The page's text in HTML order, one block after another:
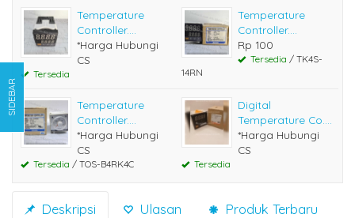
Temperature
Controller....
*Harga Hubungi
CS
Tersedia
Temperature
Controller....
Rp 100
Tersedia / TK4S-
14RN
Temperature
Controller....
*Harga Hubungi
CS
Tersedia / TOS-B4RK4C
Digital
Temperature Co....
*Harga Hubungi
CS
Tersedia
Deskripsi Ulasan Produk Terbaru
SIDEBAR